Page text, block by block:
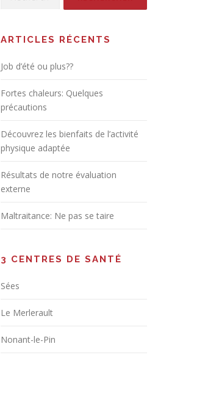
ARTICLES RÉCENTS
Job d’été ou plus??
Fortes chaleurs: Quelques
précautions
Découvrez les bienfaits de l’activité
physique adaptée
Résultats de notre évaluation
externe
Maltraitance: Ne pas se taire
3 CENTRES DE SANTÉ
Sées
Le Merlerault
Nonant-le-Pin